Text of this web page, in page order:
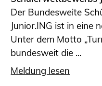
Der Bundesweite
Junior.ING ist in eine
Unter dem Motto
bundesweit die ...
Meldung lesen